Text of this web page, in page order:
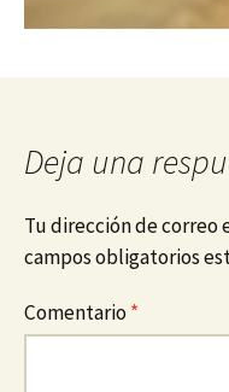
Deja una
Tu dirección de correo
campos obligatorios
Comentario*